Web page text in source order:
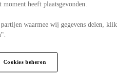
heeft plaatsgevonden.
waarmee wij gegevens delen,
Cookies beheren